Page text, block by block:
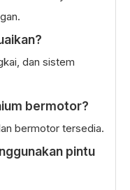
dan sistem
bermotor?
bermotor tersedia.
pintu